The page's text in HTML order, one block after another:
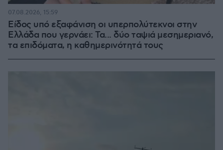
Είδος υπό εξαφάνιση οι υπερπολύτεκνοι στην
Ελλάδα που γερνάει: Τα... δύο ταψιά μεσημεριανό,
τα επιδόματα, η καθημερινότητά τους
07.08.2026, 15:59